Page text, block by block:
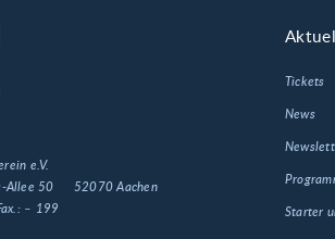
Tickets
News
Starter
e.V.
Allee 50
52070 Aachen
– 199